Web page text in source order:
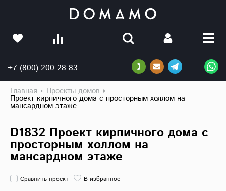
+7 (800) 200-28-83
Главная Проекты домов
Проект кирпичного дома с просторным холлом на
мансардном этаже
D1832 Проект кирпичного дома с
просторным холлом на
мансардном этаже
Сравнить проект
В избранное